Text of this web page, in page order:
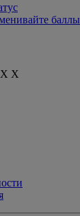
баллы
X